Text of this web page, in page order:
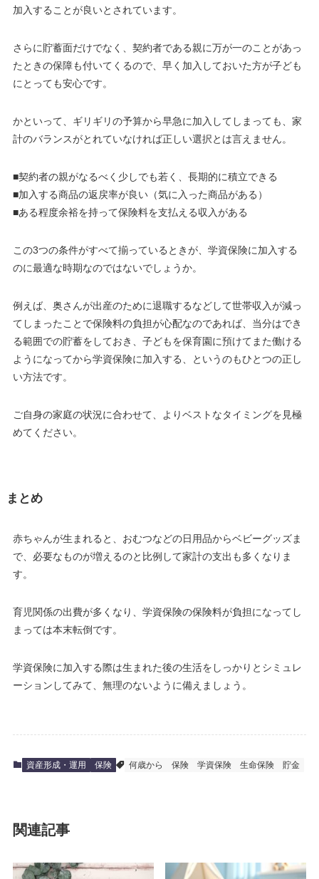
加入することが良いとされています。
さらに貯蓄面だけでなく、契約者である親に万が一のことがあっ
たときの保障も付いてくるので、早く加入しておいた方が子ども
にとっても安心です。
かといって、ギリギリの予算から早急に加入してしまっても、家
計のバランスがとれていなければ正しい選択とは言えません。
■契約者の親がなるべく少しでも若く、長期的に積立できる
■加入する商品の返戻率が良い（気に入った商品がある）
■ある程度余裕を持って保険料を支払える収入がある
この3つの条件がすべて揃っているときが、学資保険に加入する
のに最適な時期なのではないでしょうか。
例えば、奥さんが出産のために退職するなどして世帯収入が減っ
てしまったことで保険料の負担が心配なのであれば、当分はでき
る範囲での貯蓄をしておき、子どもを保育園に預けてまた働ける
ようになってから学資保険に加入する、というのもひとつの正し
い方法です。
ご自身の家庭の状況に合わせて、よりベストなタイミングを見極
めてください。
まとめ
赤ちゃんが生まれると、おむつなどの日用品からベビーグッズま
で、必要なものが増えるのと比例して家計の支出も多くなりま
す。
育児関係の出費が多くなり、学資保険の保険料が負担になってし
まっては本末転倒です。
学資保険に加入する際は生まれた後の生活をしっかりとシミュレ
ーションしてみて、無理のないように備えましょう。
資産形成・運用 保険 何歳から 保険 学資保険 生命保険 貯金
関連記事